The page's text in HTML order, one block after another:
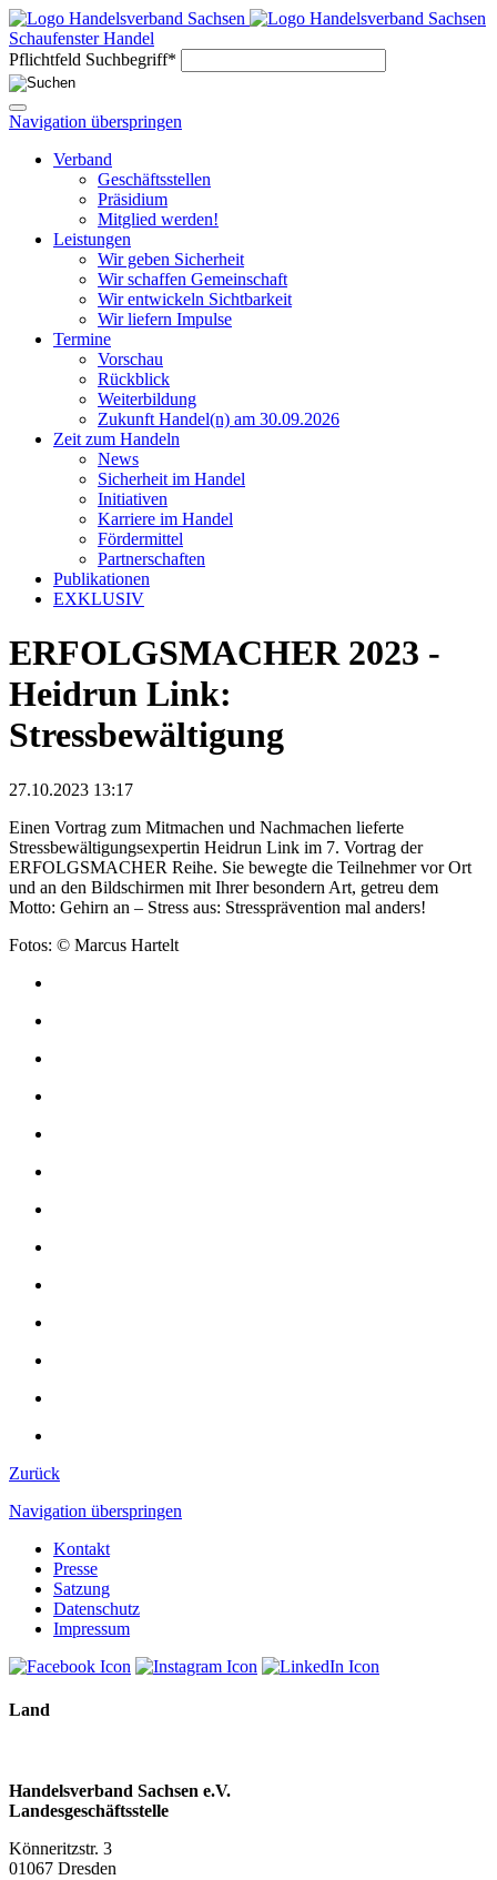
Schaufenster Handel
Pflichtfeld Suchbegriff*
Navigation überspringen
Verband
Geschäftsstellen
Präsidium
Mitglied werden!
Leistungen
Wir geben Sicherheit
Wir schaffen Gemeinschaft
Wir entwickeln Sichtbarkeit
Wir liefern Impulse
Termine
Vorschau
Rückblick
Weiterbildung
Zukunft Handel(n) am 30.09.2026
Zeit zum Handeln
News
Sicherheit im Handel
Initiativen
Karriere im Handel
Fördermittel
Partnerschaften
Publikationen
EXKLUSIV
ERFOLGSMACHER 2023 -
Heidrun Link:
Stressbewältigung
27.10.2023 13:17
Einen Vortrag zum Mitmachen und Nachmachen lieferte
Stressbewältigungsexpertin Heidrun Link im 7. Vortrag der
ERFOLGSMACHER Reihe. Sie bewegte die Teilnehmer vor Ort
und an den Bildschirmen mit Ihrer besondern Art, getreu dem
Motto: Gehirn an – Stress aus: Stressprävention mal anders!
Fotos: © Marcus Hartelt
Zurück
Navigation überspringen
Kontakt
Presse
Satzung
Datenschutz
Impressum
Land
Handelsverband Sachsen e.V.
Landesgeschäftsstelle
Könneritzstr. 3
01067 Dresden